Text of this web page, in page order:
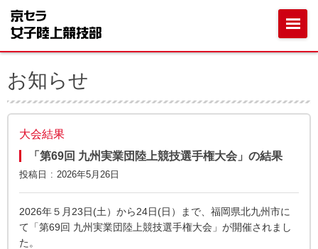
お知らせ
大会結果
「第69回 九州実業団陸上競技選手権大会」の結果
投稿日 2026年5月26日
2026年５月23日(土）から24日(日）まで、福岡県北九州市に
て「第69回 九州実業団陸上競技選手権大会」が開催されまし
た。